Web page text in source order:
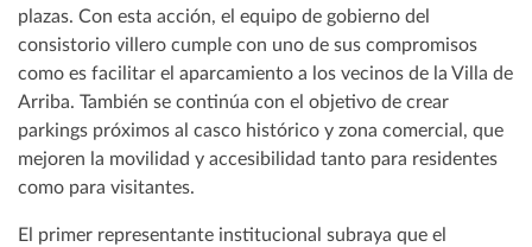
plazas. Con esta acción, el equipo de gobierno del
consistorio villero cumple con uno de sus compromisos
como es facilitar el aparcamiento a los vecinos de la Villa de
Arriba. También se continúa con el objetivo de crear
parkings próximos al casco histórico y zona comercial, que
mejoren la movilidad y accesibilidad tanto para residentes
como para visitantes.
El primer representante institucional subraya que el